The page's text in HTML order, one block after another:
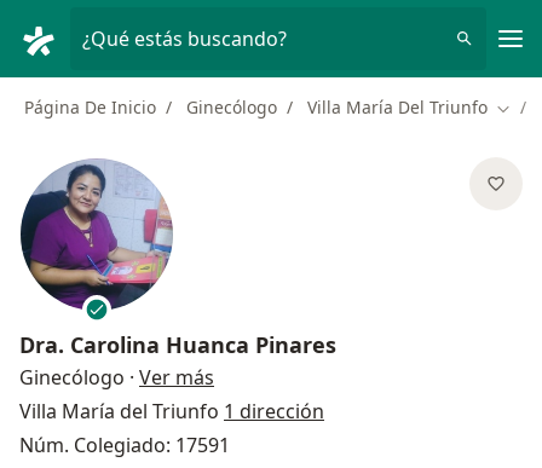
¿Qué estás buscando?
Página De Inicio Ginecólogo Villa María Del Triunfo
Dra. Carolina Huanca Pinares
Ginecólogo · Ver más
Villa María del Triunfo 1 dirección
Núm. Colegiado: 17591